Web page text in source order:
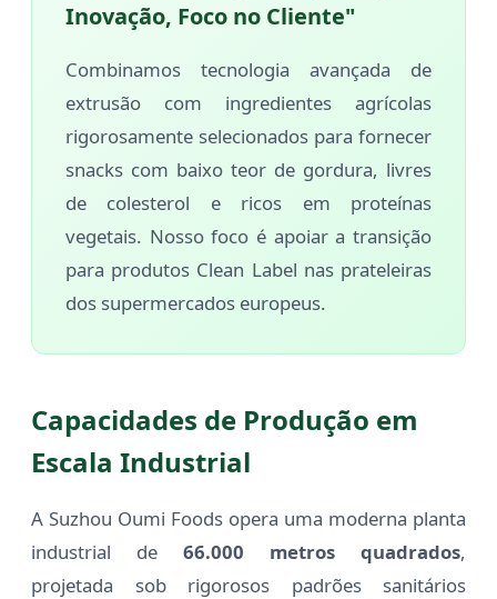
Inovação, Foco no Cliente"
Combinamos tecnologia avançada de
extrusão com ingredientes agrícolas
rigorosamente selecionados para fornecer
snacks com baixo teor de gordura, livres
de colesterol e ricos em proteínas
vegetais. Nosso foco é apoiar a transição
para produtos Clean Label nas prateleiras
dos supermercados europeus.
Capacidades de Produção em
Escala Industrial
A Suzhou Oumi Foods opera uma moderna planta
industrial de 66.000 metros quadrados,
projetada sob rigorosos padrões sanitários